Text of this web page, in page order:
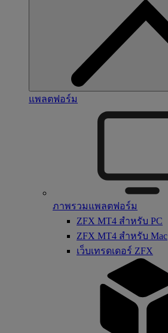
แพลตฟอร์ม
ภาพรวมแพลตฟอร์ม
ZFX MT4 สำหรับ PC
ZFX MT4 สำหรับ Mac
เว็บเทรดเดอร์ ZFX